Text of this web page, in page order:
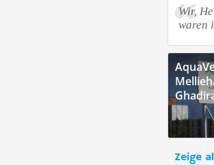
Wir,
waren
Zeige